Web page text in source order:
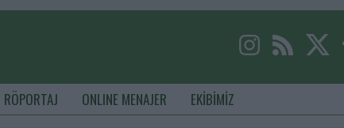
RÖPORTAJ ONLINE MENAJER EKİBİMİZ